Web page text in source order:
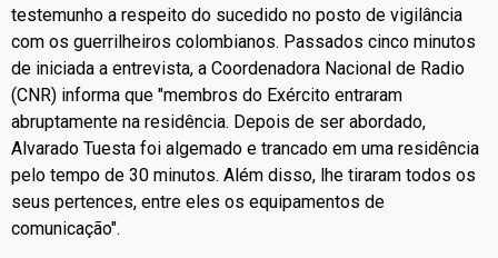
testemunho a respeito do sucedido no posto de vigilância
com os guerrilheiros colombianos. Passados cinco minutos
de iniciada a entrevista, a Coordenadora Nacional de Radio
(CNR) informa que "membros do Exército entraram
abruptamente na residência. Depois de ser abordado,
Alvarado Tuesta foi algemado e trancado em uma residência
pelo tempo de 30 minutos. Além disso, lhe tiraram todos os
seus pertences, entre eles os equipamentos de
comunicação".